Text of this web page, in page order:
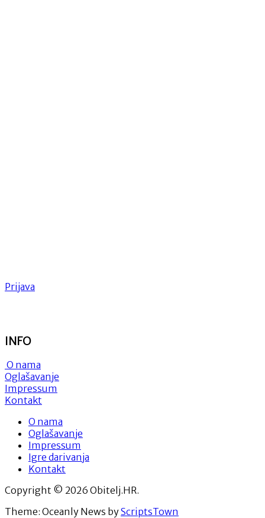
Prijava
INFO
O nama
Oglašavanje
Impressum
Kontakt
O nama
Oglašavanje
Impressum
Igre darivanja
Kontakt
Copyright © 2026 Obitelj.HR.
Theme: Oceanly News byScriptsTown